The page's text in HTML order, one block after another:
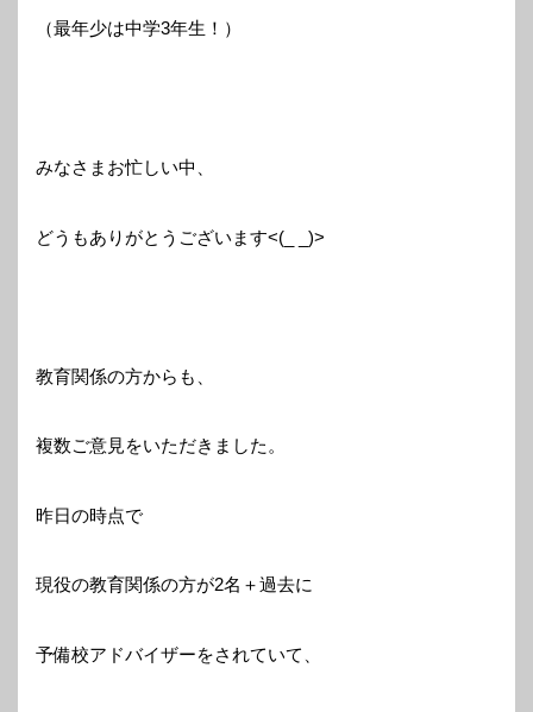
（最年少は中学3年生！）
みなさまお忙しい中、
どうもありがとうございます<(_ _)>
教育関係の方からも、
複数ご意見をいただきました。
昨日の時点で
現役の教育関係の方が2名＋過去に
予備校アドバイザーをされていて、